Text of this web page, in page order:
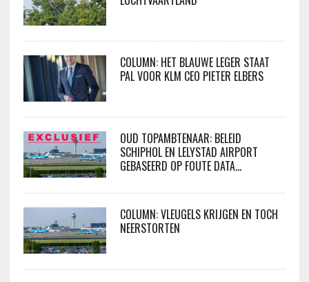
COLUMN: HET BLAUWE LEGER STAAT
PAL VOOR KLM CEO PIETER ELBERS
OUD TOPAMBTENAAR: BELEID
SCHIPHOL EN LELYSTAD AIRPORT
GEBASEERD OP FOUTE DATA…
COLUMN: VLEUGELS KRIJGEN EN TOCH
NEERSTORTEN